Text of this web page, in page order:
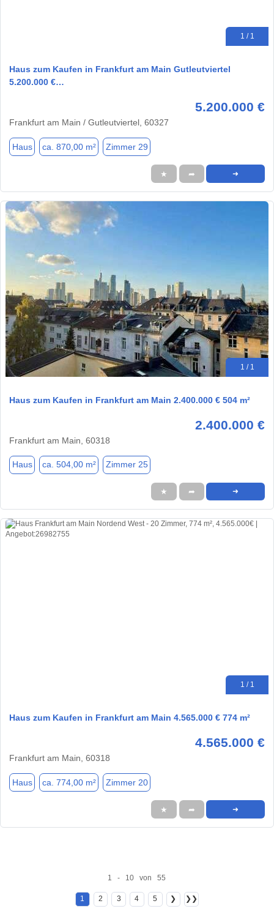
1 / 1
Haus zum Kaufen in Frankfurt am Main Gutleutviertel
5.200.000 €…
5.200.000 €
Frankfurt am Main / Gutleutviertel, 60327
Haus ca. 870,00 m² Zimmer 29
★ ➦ ➜
1 / 1
Haus zum Kaufen in Frankfurt am Main 2.400.000 € 504 m²
2.400.000 €
Frankfurt am Main, 60318
Haus ca. 504,00 m² Zimmer 25
★ ➦ ➜
1 / 1
Haus zum Kaufen in Frankfurt am Main 4.565.000 € 774 m²
4.565.000 €
Frankfurt am Main, 60318
Haus ca. 774,00 m² Zimmer 20
★ ➦ ➜
1 - 10 von 55
1 2 3 4 5 ❯ ❯❯